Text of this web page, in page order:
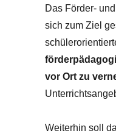
Das Förder-
sich zum Ziel
vor Ort zu
Weiterhin soll